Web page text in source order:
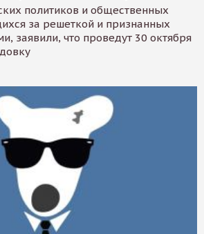
политиков и общественных
за решеткой и признанных
заявили, что проведут 30 октября